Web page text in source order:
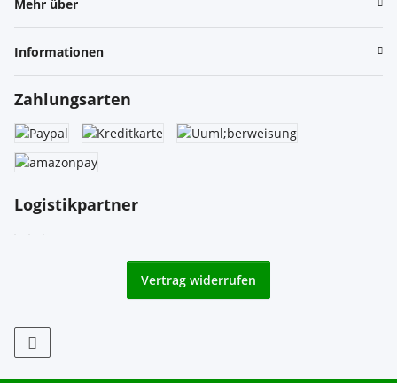
Mehr über
Informationen
Zahlungsarten
Logistikpartner
Vertrag widerrufen